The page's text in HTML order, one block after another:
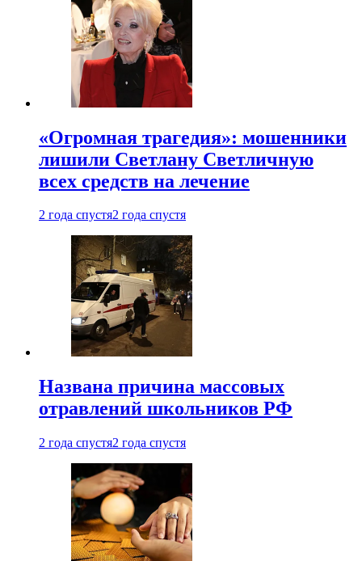
«Огромная трагедия»: мошенники
лишили Светлану Светличную
всех средств на лечение
2 года спустя2 года спустя
Названа причина массовых
отравлений школьников РФ
2 года спустя2 года спустя